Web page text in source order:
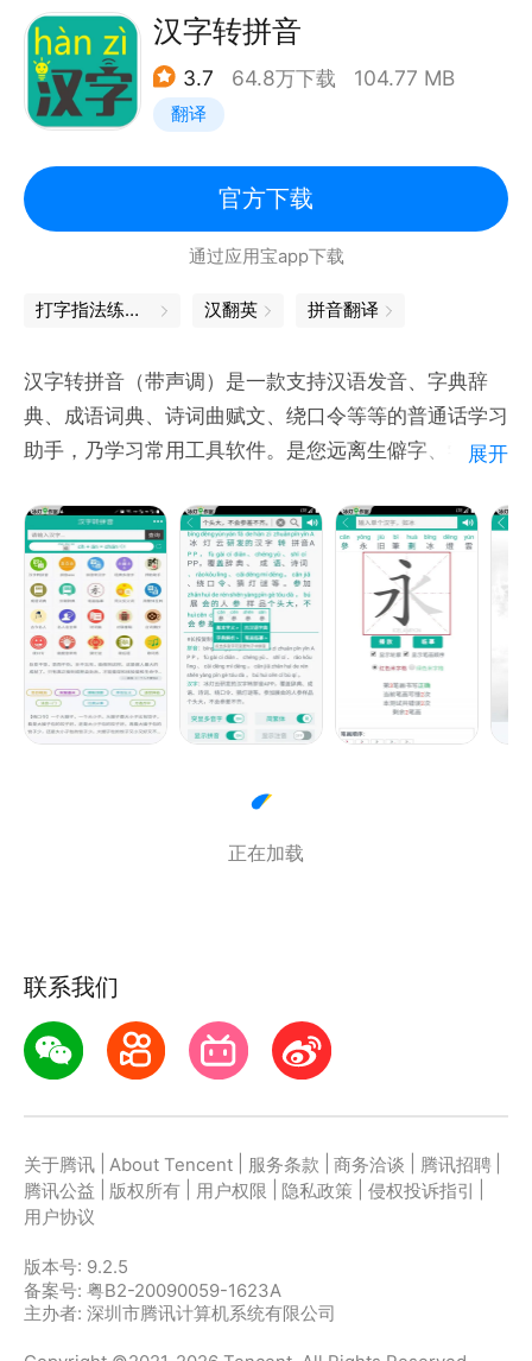
拍照朗读：将图片识别成文字并通过虚拟主播朗读出
来，支持多国语种
汉字转拼音
3.7 64.8万下载 104.77 MB
翻译
官方下载
通过应用宝app下载
打字指法练习软件 汉翻英 拼音翻译
汉字转拼音（带声调）是一款支持汉语发音、字典辞
典、成语词典、诗词曲赋文、绕口令等等的普通话学习
助手，乃学习常用工具软件。是您远离生僻字、学好一
描红练习书写。
1、汉字转拼音（汉字转注音）：支持字、词、句带声
调的全拼或注音符号发声，拼音字母表，aoe基础朗
读，声母韵母音节组合朗读；
2、汉字笔画：支持动画演示，字帖描红练习临摹书
写；
3、拼音查汉字(同音字)：输入拼音即可查找对应的汉
组，还有经典例句，汉字转拼音语句支持常用多音字语
词；
6、押韵助手，通过算法获得押韵的字、词、成语，为
学习创作提供便利功能；
口、拗口的句子，要求一口气急速念出；
8、拓展知识：带拼音唐诗宋词元曲文赋，古今中外名
展开
正在加载
联系我们
关于腾讯 About Tencent 服务条款 商务洽谈 腾讯招聘
腾讯公益
版权所有 用户权限 隐私政策 侵权投诉指引
用户协议
版本号: 9.2.5
备案号: 粤B2-20090059-1623A
主办者: 深圳市腾讯计算机系统有限公司